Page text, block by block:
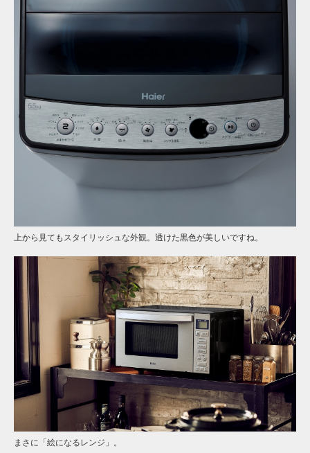
上から見てもスタイリッシュな外観。透けた黒色が美しいですね。
まさに「絵になるレンジ」。